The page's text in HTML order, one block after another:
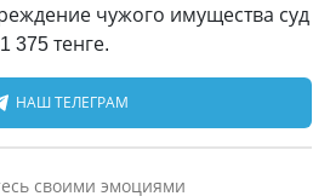
чужого имущества суд
375 тенге.
НАШ ТЕЛЕГРАМ
своими эмоциями